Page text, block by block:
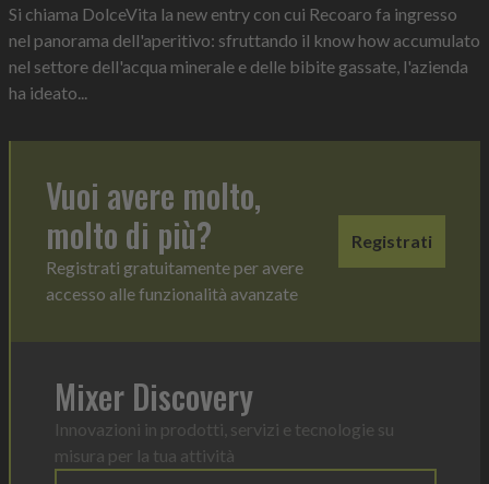
Si chiama DolceVita la new entry con cui Recoaro fa ingresso
nel panorama dell'aperitivo: sfruttando il know how accumulato
nel settore dell'acqua minerale e delle bibite gassate, l'azienda
ha ideato...
Vuoi avere molto,
molto di più?
Registrati gratuitamente per avere
accesso alle funzionalità avanzate
Registrati
Mixer Discovery
Innovazioni in prodotti, servizi e tecnologie su
misura per la tua attività